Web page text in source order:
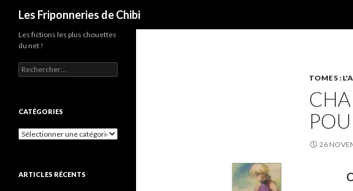
Les Friponneries de Chibi
TOME 5 :
26
Les fictions les plus chouettes
du net !
Rechercher :
CATÉGORIES
Catégories
ARTICLES RÉCENTS